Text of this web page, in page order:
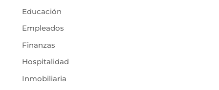
Educación
Empleados
Finanzas
Hospitalidad
Inmobiliaria